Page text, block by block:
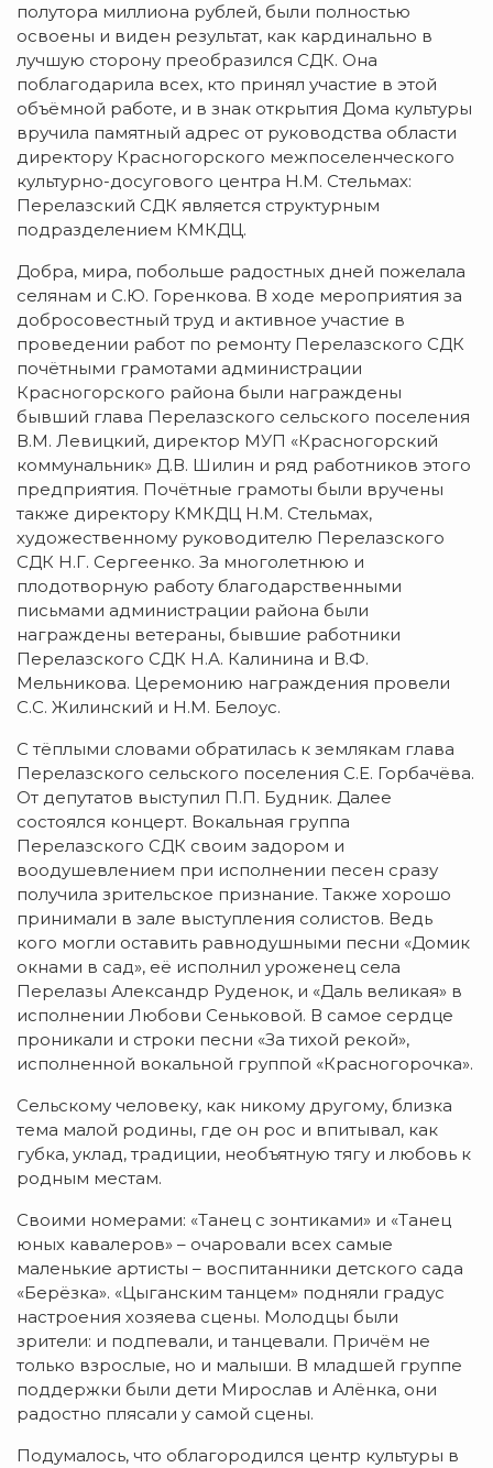
полутора миллиона рублей, были полностью
освоены и виден результат, как кардинально в
лучшую сторону преобразился СДК. Она
поблагодарила всех, кто принял участие в этой
объёмной работе, и в знак открытия Дома культуры
вручила памятный адрес от руководства области
директору Красногорского межпоселенческого
культурно-досугового центра Н.М. Стельмах:
Перелазский СДК является структурным
подразделением КМКДЦ.
Добра, мира, побольше радостных дней пожелала
селянам и С.Ю. Горенкова. В ходе мероприятия за
добросовестный труд и активное участие в
проведении работ по ремонту Перелазского СДК
почётными грамотами администрации
Красногорского района были награждены
бывший глава Перелазского сельского поселения
В.М. Левицкий, директор МУП «Красногорский
коммунальник» Д.В. Шилин и ряд работников этого
предприятия. Почётные грамоты были вручены
также директору КМКДЦ Н.М. Стельмах,
художественному руководителю Перелазского
СДК Н.Г. Сергеенко. За многолетнюю и
плодотворную работу благодарственными
письмами администрации района были
награждены ветераны, бывшие работники
Перелазского СДК Н.А. Калинина и В.Ф.
Мельникова. Церемонию награждения провели
С.С. Жилинский и Н.М. Белоус.
С тёплыми словами обратилась к землякам глава
Перелазского сельского поселения С.Е. Горбачёва.
От депутатов выступил П.П. Будник. Далее
состоялся концерт. Вокальная группа
Перелазского СДК своим задором и
воодушевлением при исполнении песен сразу
получила зрительское признание. Также хорошо
принимали в зале выступления солистов. Ведь
кого могли оставить равнодушными песни «Домик
окнами в сад», её исполнил уроженец села
Перелазы Александр Руденок, и «Даль великая» в
исполнении Любови Сеньковой. В самое сердце
проникали и строки песни «За тихой рекой»,
исполненной вокальной группой «Красногорочка».
Сельскому человеку, как никому другому, близка
тема малой родины, где он рос и впитывал, как
губка, уклад, традиции, необъятную тягу и любовь к
родным местам.
Своими номерами: «Танец с зонтиками» и «Танец
юных кавалеров» – очаровали всех самые
маленькие артисты – воспитанники детского сада
«Берёзка». «Цыганским танцем» подняли градус
настроения хозяева сцены. Молодцы были
зрители: и подпевали, и танцевали. Причём не
только взрослые, но и малыши. В младшей группе
поддержки были дети Мирослав и Алёнка, они
радостно плясали у самой сцены.
Подумалось, что облагородился центр культуры в